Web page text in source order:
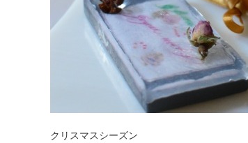
クリスマスシーズン